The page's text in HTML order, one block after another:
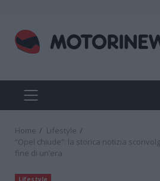
content
PRIMARY
MENU
Home
Lifestyle
“Opel chiude”: la storica notizia
fine di un’era
Lifestyle